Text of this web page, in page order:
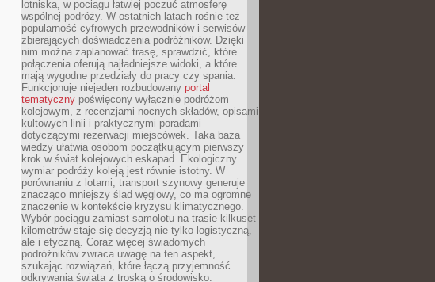
lotniska, w pociągu łatwiej poczuć atmosferę
wspólnej podróży. W ostatnich latach rośnie też
popularność cyfrowych przewodników i serwisów
zbierających doświadczenia podróżników. Dzięki
nim można zaplanować trasę, sprawdzić, które
połączenia oferują najładniejsze widoki, a które
mają wygodne przedziały do pracy czy spania.
Funkcjonuje niejeden rozbudowany portal
tematyczny poświęcony wyłącznie podróżom
kolejowym, z recenzjami nocnych składów, opisami
kultowych linii i praktycznymi poradami
dotyczącymi rezerwacji miejscówek. Taka baza
wiedzy ułatwia osobom początkującym pierwszy
krok w świat kolejowych eskapad. Ekologiczny
wymiar podróży koleją jest równie istotny. W
porównaniu z lotami, transport szynowy generuje
znacząco mniejszy ślad węglowy, co ma ogromne
znaczenie w kontekście kryzysu klimatycznego.
Wybór pociągu zamiast samolotu na trasie kilkuset
kilometrów staje się decyzją nie tylko logistyczną,
ale i etyczną. Coraz więcej świadomych
podróżników zwraca uwagę na ten aspekt,
szukając rozwiązań, które łączą przyjemność
odkrywania świata z troską o środowisko.